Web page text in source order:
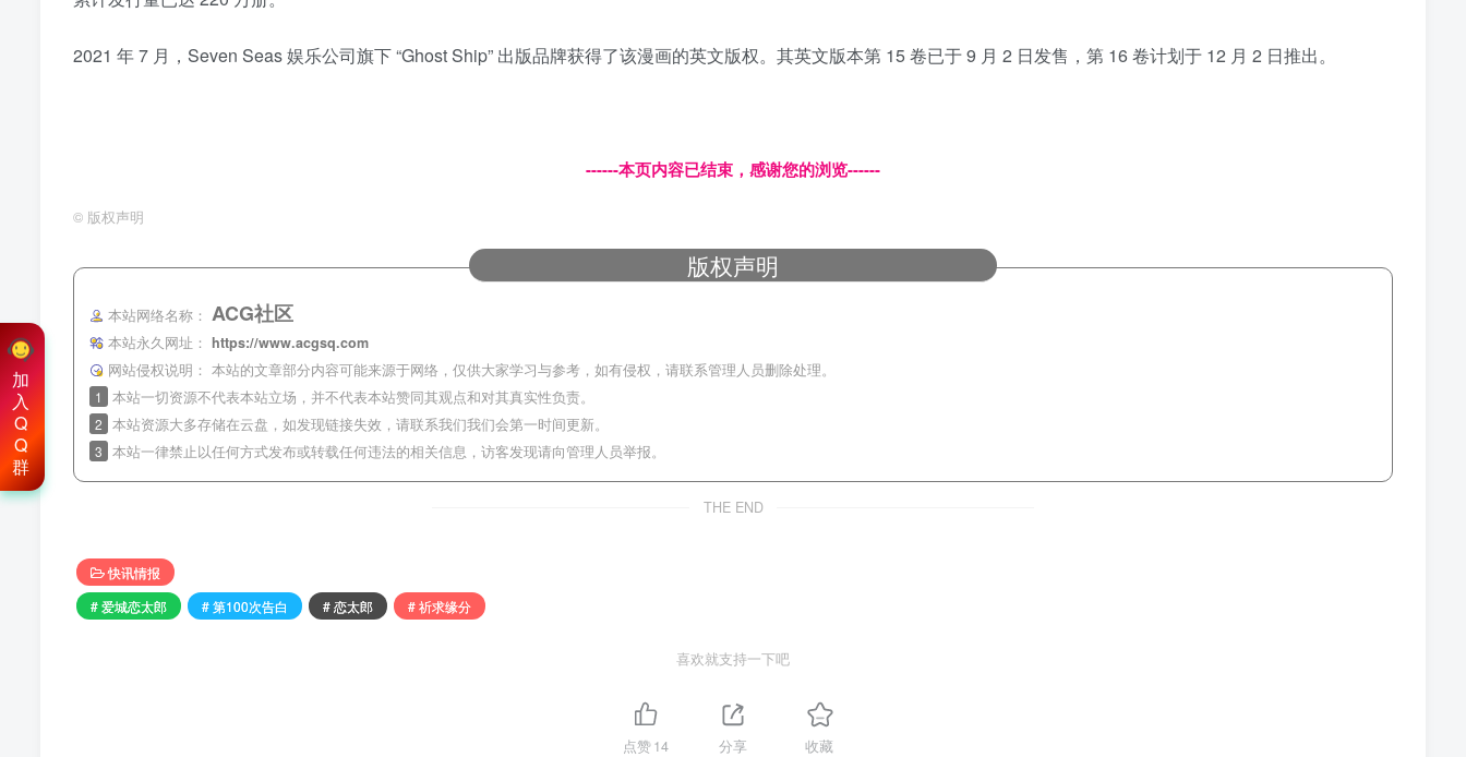
2021 年 7 月，Seven Seas 娱乐公司旗下 “Ghost Ship” 出版品牌获得了该漫画的英文版权。其英文版本第 15 卷已于 9 月 2 日发售，第 16 卷计划于 12 月 2 日推出。
------本页内容已结束，感谢您的浏览------
© 版权声明
版权声明
本站网络名称： ACG社区
本站永久网址：
https://www.acgsq.com
网站侵权说明： 本站的文章部分内容可能来源于网络，仅供大家学习与参考，如有侵权，请联系管理人员删除处理。
1 本站一切资源不代表本站立场，并不代表本站赞同其观点和对其真实性负责。
2 本站资源大多存储在云盘，如发现链接失效，请联系我们我们会第一时间更新。
3 本站一律禁止以任何方式发布或转载任何违法的相关信息，访客发现请向管理人员举报。
THE END
快讯情报
# 爱城恋太郎
# 第100次告白 # 恋太郎 # 祈求缘分
喜欢就支持一下吧
点赞14 分享 收藏
加
入
Q
Q
群